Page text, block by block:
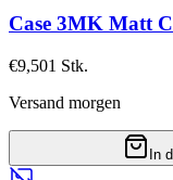
Case 3MK Matt
€9,501 Stk.
Versand morgen
In